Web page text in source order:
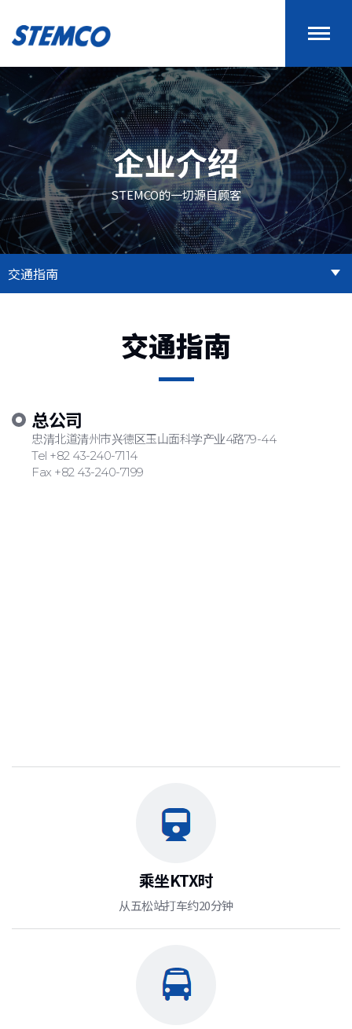
企业介绍
STEMCO的一切源自顾客
交通指南
交通指南
总公司
忠清北道清州市兴德区玉山面科学产业4路79-44
Tel +82 43-240-7114
Fax +82 43-240-7199
乘坐KTX时
从五松站打车约20分钟